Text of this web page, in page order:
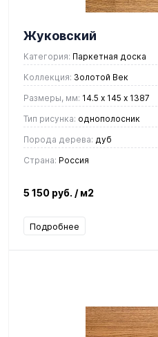
Жуковский
Категория: Паркетная доска
Коллекция: Золотой Век
Размеры, мм: 14.5 х 145 х 1387
Тип рисунка: однополосник
Порода дерева: дуб
Страна: Россия
5 150 руб. / м2
Подробнее